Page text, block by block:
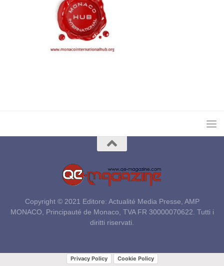
Copyright © 2021 Editore: Actualité Media Presse, AMP
MONACO, Principauté de Monaco, TVA FR 30000070622. Tutti i
diritti riservati.
Privacy Policy Cookie Policy